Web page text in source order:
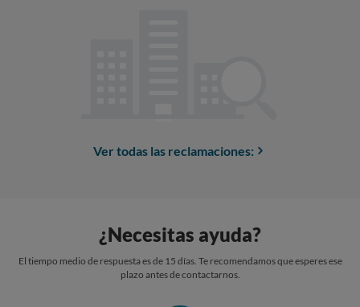
Ver todas las reclamaciones:
¿Necesitas ayuda?
El tiempo medio de respuesta es de 15 días. Te recomendamos que esperes ese
plazo antes de contactarnos.